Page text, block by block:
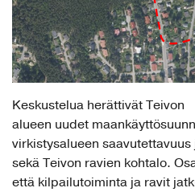
Keskustelua herättivät Teivon
alueen uudet
virkistysalueen
sekä Teivon ravien kohtalo.
että kilpailutoiminta ja ravit